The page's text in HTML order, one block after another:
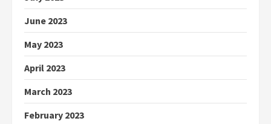
June 2023
May 2023
April 2023
March 2023
February 2023